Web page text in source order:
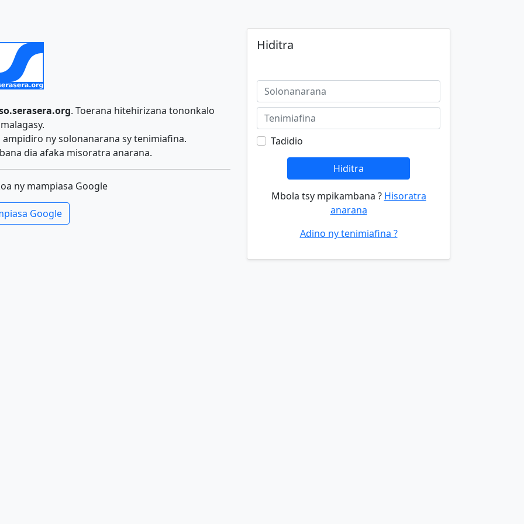
. Toerana hitehirizana tononkalo
malagasy.
ny solonanarana sy tenimiafina.
dia afaka misoratra anarana.
ny mampiasa Google
Google
Hiditra
Tadidio
Hiditra
Mbola tsy mpikambana ? Hisoratra
anarana
Adino ny tenimiafina ?